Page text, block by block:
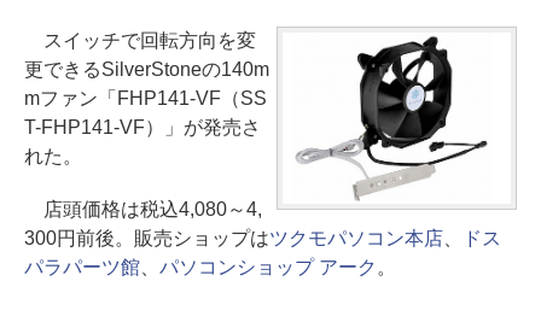
スイッチで回転方向を変
更できるSilverStoneの140m
mファン「FHP141-VF（SS
T-FHP141-VF）」が発売さ
れた。
店頭価格は税込4,080～4,
300円前後。販売ショップはツクモパソコン本店、
ドス
パラパーツ館、 パソコンショップ アーク 。